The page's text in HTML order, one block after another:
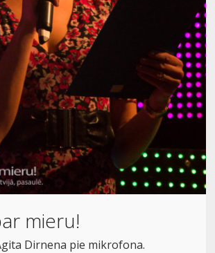
mieru!
Dirnena pie mikrofona.